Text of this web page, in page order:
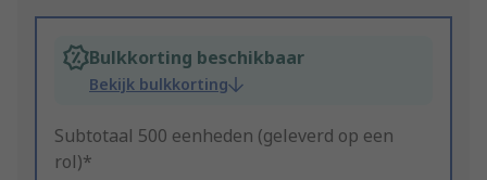
Bulkkorting beschikbaar
Bekijk bulkkorting
Subtotaal 500 eenheden (geleverd op een
rol)*